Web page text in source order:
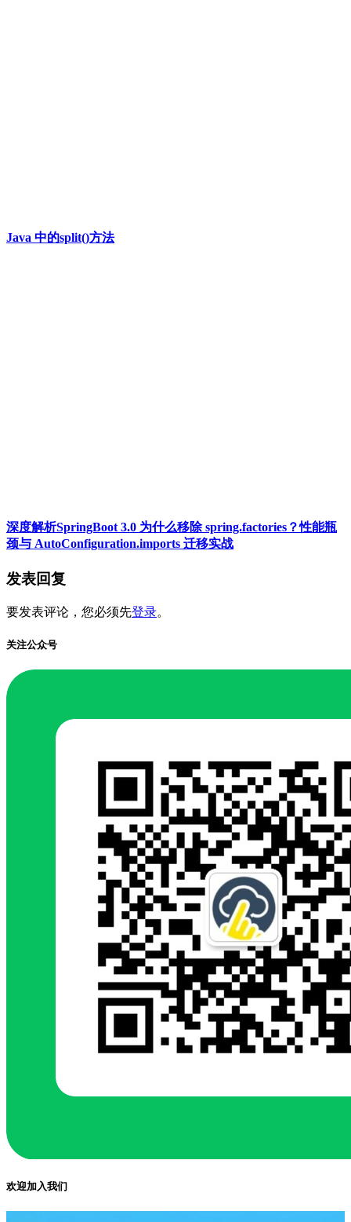
Java 中的split()方法
深度解析SpringBoot 3.0 为什么移除 spring.factories？性能瓶
颈与 AutoConfiguration.imports 迁移实战
发表回复
要发表评论，您必须先登录。
关注公众号
欢迎加入我们